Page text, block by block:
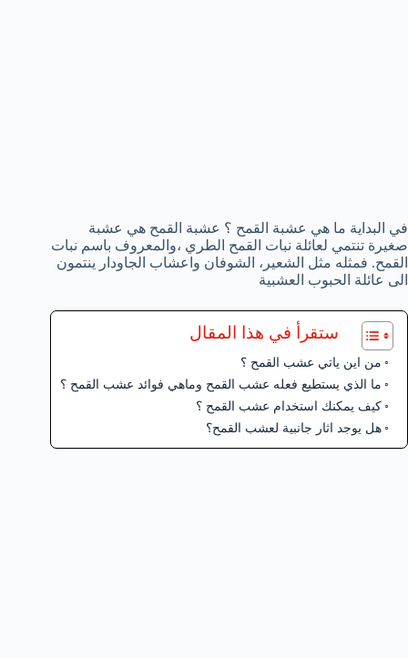
في البداية ما هي عشبة القمح ؟ عشبة القمح هي عشبة
صغيرة تنتمي لعائلة نبات القمح الطري ،والمعروف باسم نبات
القمح. فمثله مثل الشعير، الشوفان واعشاب الجاودار ينتمون
الى عائلة الحبوب العشبية
ستقرأ في هذا المقال
من اين ياتي عشب القمح ؟
ما الذي يستطيع فعله عشب القمح وماهي فوائد عشب القمح ؟
كيف يمكنك استخدام عشب القمح ؟
هل يوجد اثار جانبية لعشب القمح؟